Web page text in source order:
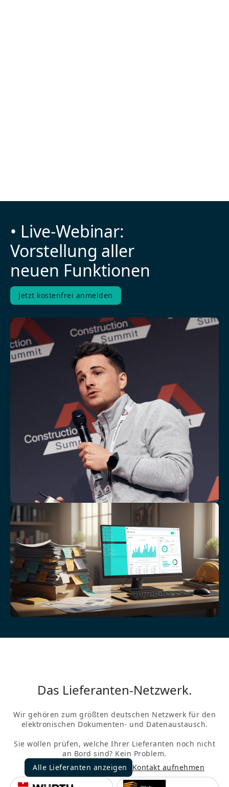
• Live-Webinar:
Vorstellung aller
neuen Funktionen
Jetzt kostenfrei anmelden
Jetzt kostenfrei anmelden
Das Lieferanten-Netzwerk.
Wir gehören zum größten deutschen Netzwerk für den
elektronischen Dokumenten- und Datenaustausch.
Sie wollen prüfen, welche Ihrer Lieferanten noch nicht
an Bord sind? Kein Problem.
Alle Lieferanten anzeigen
Alle Lieferanten anzeigen
Kontakt aufnehmen